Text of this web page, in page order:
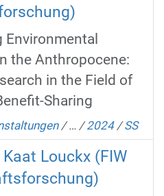
Environmental
the Anthropocene:
in the Field of
Sharing
/… /2024 /SS
Louckx (FIW